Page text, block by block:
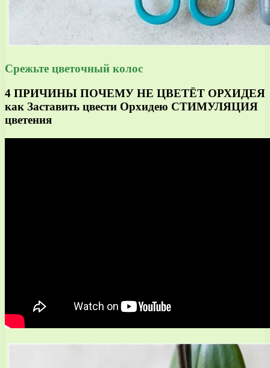
Срежьте цветочный колос
4 ПРИЧИНЫ ПОЧЕМУ НЕ ЦВЕТЁТ ОРХИДЕЯ
как Заставить цвести Орхидею СТИМУЛЯЦИЯ
цветения